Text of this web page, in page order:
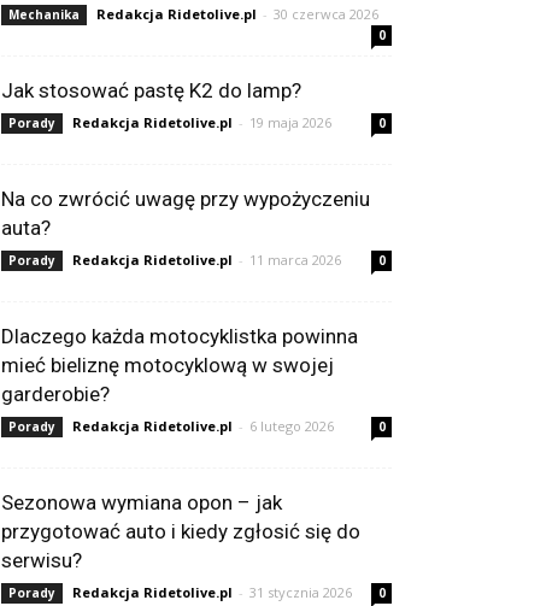
Mechanika Redakcja Ridetolive.pl - 30 czerwca 2026
0
Jak stosować pastę K2 do lamp?
Porady Redakcja Ridetolive.pl - 19 maja 2026 0
Na co zwrócić uwagę przy wypożyczeniu
auta?
Porady Redakcja Ridetolive.pl - 11 marca 2026 0
Dlaczego każda motocyklistka powinna
mieć bieliznę motocyklową w swojej
garderobie?
Porady Redakcja Ridetolive.pl - 6 lutego 2026 0
Sezonowa wymiana opon – jak
przygotować auto i kiedy zgłosić się do
serwisu?
Porady Redakcja Ridetolive.pl - 31 stycznia 2026 0